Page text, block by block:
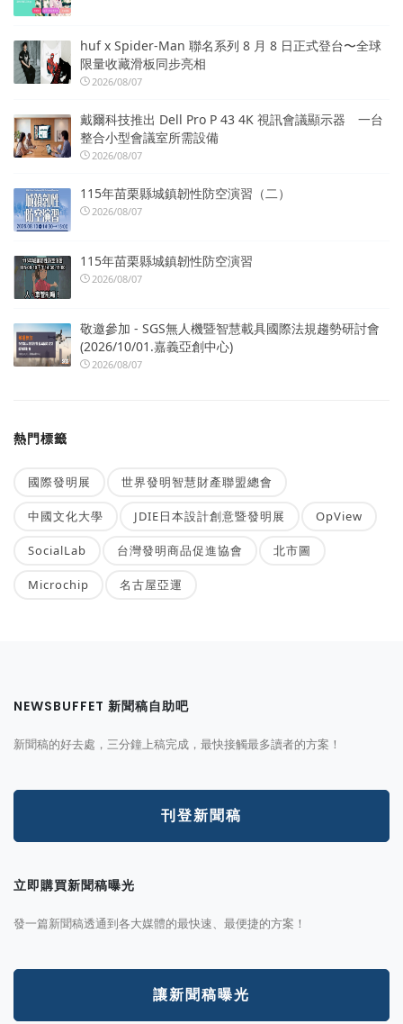
huf x Spider-Man 聯名系列 8 月 8 日正式登台〜全球
限量收藏滑板同步亮相
2026/08/07
戴爾科技推出 Dell Pro P 43 4K 視訊會議顯示器 一台
整合小型會議室所需設備
2026/08/07
115年苗栗縣城鎮韌性防空演習（二）
2026/08/07
115年苗栗縣城鎮韌性防空演習
2026/08/07
敬邀參加 - SGS無人機暨智慧載具國際法規趨勢研討會
(2026/10/01.嘉義亞創中心)
2026/08/07
熱門標籤
國際發明展 世界發明智慧財產聯盟總會
中國文化大學 JDIE日本設計創意暨發明展 OpView
SocialLab 台灣發明商品促進協會 北市圖
Microchip 名古屋亞運
NEWSBUFFET 新聞稿自助吧
新聞稿的好去處，三分鐘上稿完成，最快接觸最多讀者的方案！
刊登新聞稿
立即購買新聞稿曝光
發一篇新聞稿透通到各大媒體的最快速、最便捷的方案！
讓新聞稿曝光